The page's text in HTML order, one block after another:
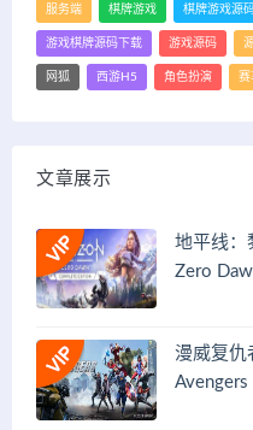
服务端 棋牌游戏 棋牌游戏源
游戏棋牌源码下载 游戏源码
网狐 西游H5 角色扮演 赛
文章展示
地平线
Zero
漫威复仇
Avengers